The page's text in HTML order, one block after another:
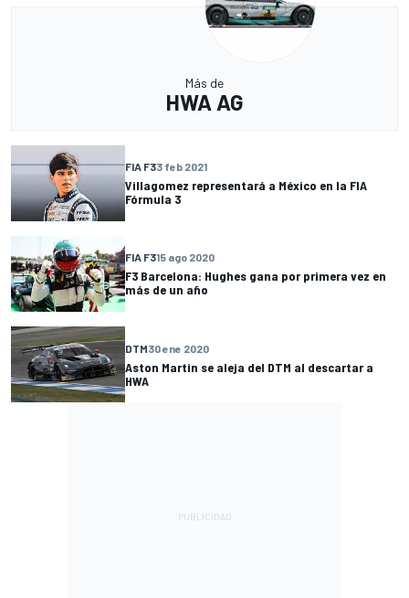
Más de
HWA AG
FIA F33 feb 2021
Villagomez representará a México en la FIA
Fórmula 3
FIA F315 ago 2020
F3 Barcelona: Hughes gana por primera vez en
más de un año
DTM30 ene 2020
Aston Martin se aleja del DTM al descartar a
HWA